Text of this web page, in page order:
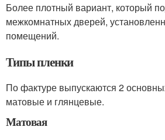
Более плотный вариант, который
межкомнатных дверей,
помещений.
Типы пленки
По фактуре выпускаются 2
матовые и глянцевые.
Матовая